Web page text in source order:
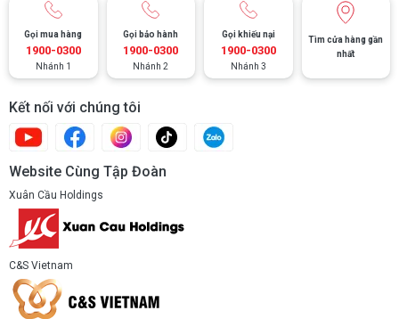
Gọi mua hàng
1900-0300
Nhánh 1
Gọi bảo hành
1900-0300
Nhánh 2
Gọi khiếu nại
1900-0300
Nhánh 3
Tìm cửa hàng gần
nhất
Kết nối với chúng tôi
Website Cùng Tập Đoàn
Xuân Cầu Holdings
C&S Vietnam